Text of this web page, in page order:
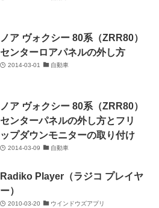
ノア ヴォクシー 80系（ZRR80）
センターロアパネルの外し方
2014-03-01 自動車
ノア ヴォクシー 80系（ZRR80）
センターパネルの外し方とフリ
ップダウンモニターの取り付け
2014-03-09 自動車
Radiko Player（ラジコ プレイヤ
ー）
2010-03-20 ウインドウズアプリ